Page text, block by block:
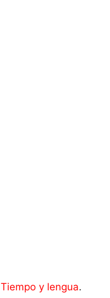
Tiempo y lengua.